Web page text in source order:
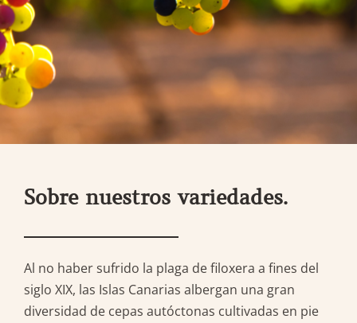
Sobre nuestros variedades.
Al no haber sufrido la plaga de filoxera a fines del
siglo XIX, las Islas Canarias albergan una gran
diversidad de cepas autóctonas cultivadas en pie